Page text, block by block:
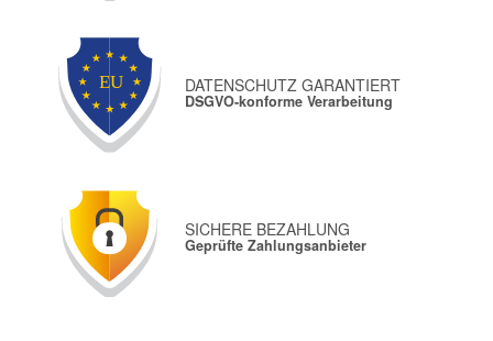
DATENSCHUTZ GARANTIERT
DSGVO-konforme Verarbeitung
SICHERE BEZAHLUNG
Geprüfte Zahlungsanbieter